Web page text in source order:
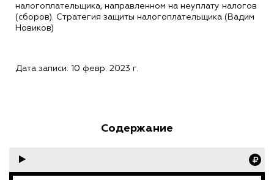
налогоплательщика, направленном на неуплату налогов
(сборов). Стратегия защиты налогоплательщика (Вадим
Новиков)
Дата записи: 10 февр. 2023 г.
Содержание